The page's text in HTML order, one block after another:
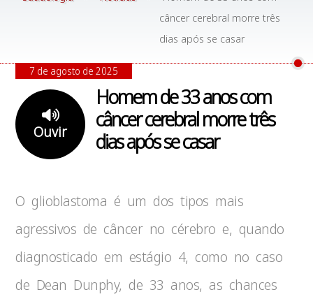
câncer cerebral morre três
dias após se casar
Homem de 33 anos com
câncer cerebral morre três
dias após se casar
Ouvir
7 de agosto de 2025
O glioblastoma é um dos tipos mais
agressivos de câncer no cérebro e, quando
diagnosticado em estágio 4, como no caso
de Dean Dunphy, de 33 anos, as chances